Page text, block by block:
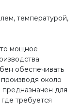
температурой,
мощное
обеспечивать
около
предназначен для
требуется